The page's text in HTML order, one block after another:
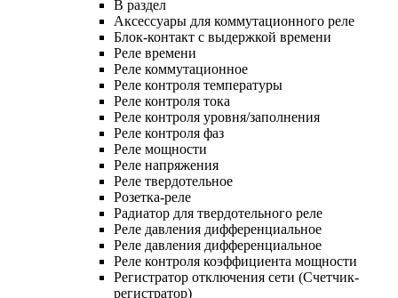
В раздел
Аксессуары для коммутационного реле
Блок-контакт с выдержкой времени
Реле времени
Реле коммутационное
Реле контроля температуры
Реле контроля тока
Реле контроля уровня/заполнения
Реле контроля фаз
Реле мощности
Реле напряжения
Реле твердотельное
Розетка-реле
Радиатор для твердотельного реле
Реле давления дифференциальное
Реле давления дифференциальное
Реле контроля коэффициента мощности
Регистратор отключения сети (Счетчик-
регистратор)